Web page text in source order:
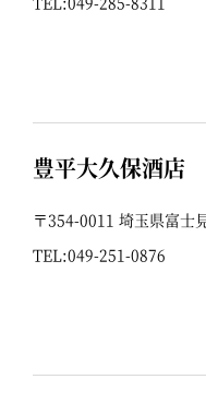
豊平大久保酒店
〒354-0011 埼玉県富士
TEL:049-251-0876